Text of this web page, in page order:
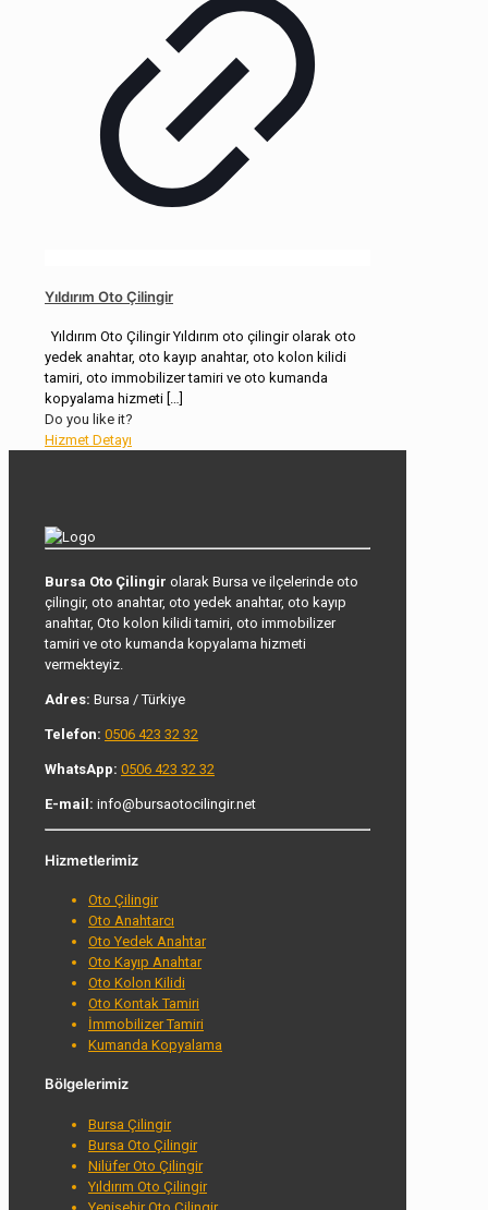
Yıldırım Oto Çilingir
Yıldırım Oto Çilingir Yıldırım oto çilingir olarak oto
yedek anahtar, oto kayıp anahtar, oto kolon kilidi
tamiri, oto immobilizer tamiri ve oto kumanda
kopyalama hizmeti […]
Do you like it?
Hizmet Detayı
Bursa Oto Çilingir olarak Bursa ve ilçelerinde oto
çilingir, oto anahtar, oto yedek anahtar, oto kayıp
anahtar, Oto kolon kilidi tamiri, oto immobilizer
tamiri ve oto kumanda kopyalama hizmeti
vermekteyiz.
Adres: Bursa / Türkiye
Telefon: 0506 423 32 32
WhatsApp: 0506 423 32 32
E-mail: info@bursaotocilingir.net
Hizmetlerimiz
Oto Çilingir
Oto Anahtarcı
Oto Yedek Anahtar
Oto Kayıp Anahtar
Oto Kolon Kilidi
Oto Kontak Tamiri
İmmobilizer Tamiri
Kumanda Kopyalama
Bölgelerimiz
Bursa Çilingir
Bursa Oto Çilingir
Nilüfer Oto Çilingir
Yıldırım Oto Çilingir
Yenişehir Oto Çilingir